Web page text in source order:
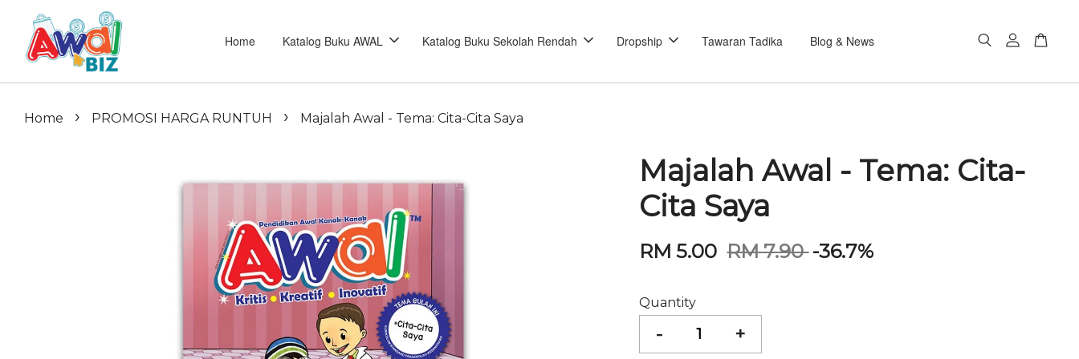
Home Katalog Buku AWAL Katalog Buku Sekolah Rendah Dropship Tawaran Tadika Blog & News
Home › PROMOSI HARGA RUNTUH › Majalah Awal - Tema: Cita-Cita Saya
Majalah Awal - Tema: Cita-
Cita Saya
RM 5.00 RM 7.90-36.7%
Quantity
- +